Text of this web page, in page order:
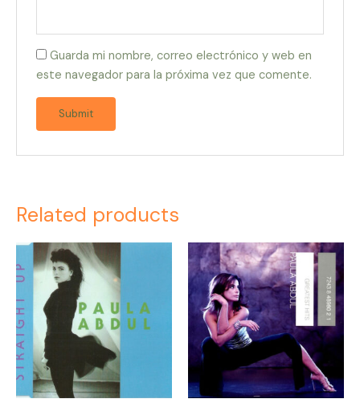
Guarda mi nombre, correo electrónico y web en
este navegador para la próxima vez que comente.
Related products